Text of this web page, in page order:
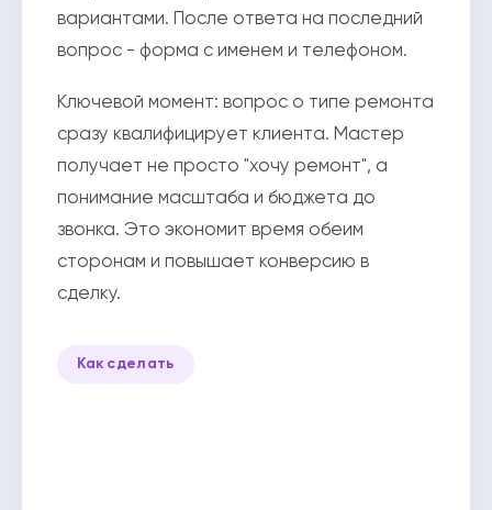
вариантами. После ответа на последний
вопрос - форма с именем и телефоном.
Ключевой момент: вопрос о типе ремонта
сразу квалифицирует клиента. Мастер
получает не просто "хочу ремонт", а
понимание масштаба и бюджета до
звонка. Это экономит время обеим
сторонам и повышает конверсию в
сделку.
Как сделать